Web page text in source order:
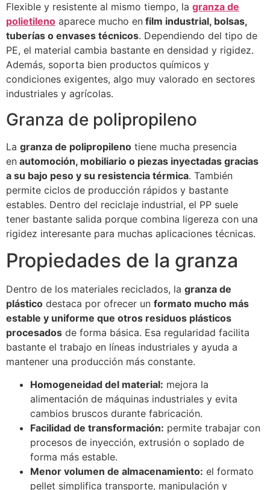
Flexible y resistente al mismo tiempo, la granza de
polietileno aparece mucho en film industrial, bolsas,
tuberías o envases técnicos. Dependiendo del tipo de
PE, el material cambia bastante en densidad y rigidez.
Además, soporta bien productos químicos y
condiciones exigentes, algo muy valorado en sectores
industriales y agrícolas.
Granza de polipropileno
La granza de polipropileno tiene mucha presencia
en automoción, mobiliario o piezas inyectadas gracias
a su bajo peso y su resistencia térmica. También
permite ciclos de producción rápidos y bastante
estables. Dentro del reciclaje industrial, el PP suele
tener bastante salida porque combina ligereza con una
rigidez interesante para muchas aplicaciones técnicas.
Propiedades de la granza
Dentro de los materiales reciclados, la granza de
plástico destaca por ofrecer un formato mucho más
estable y uniforme que otros residuos plásticos
procesados de forma básica. Esa regularidad facilita
bastante el trabajo en líneas industriales y ayuda a
mantener una producción más constante.
Homogeneidad del material: mejora la
alimentación de máquinas industriales y evita
cambios bruscos durante fabricación.
Facilidad de transformación: permite trabajar con
procesos de inyección, extrusión o soplado de
forma más estable.
Menor volumen de almacenamiento: el formato
pellet simplifica transporte, manipulación y